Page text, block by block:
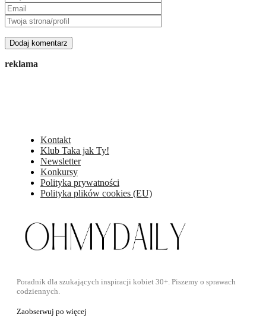
reklama
Kontakt
Klub Taka jak Ty!
Newsletter
Konkursy
Polityka prywatności
Polityka plików cookies (EU)
Poradnik dla szukających inspiracji kobiet 30+. Piszemy o sprawach
codziennych.
Zaobserwuj po więcej